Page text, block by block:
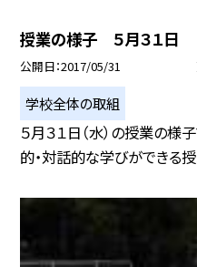
授業の様子 ５月３１日
公開日 2017/05/31
学校全体の取組
５月３１日（水）の授業の様
的・対話的な学びができる